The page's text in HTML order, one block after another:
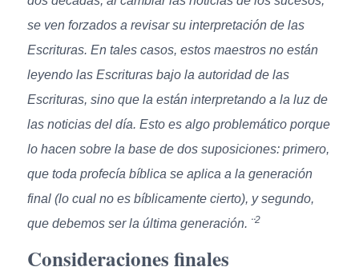
se ven forzados a revisar su interpretación de las
Escrituras. En tales casos, estos maestros no están
leyendo las Escrituras bajo la autoridad de las
Escrituras, sino que la están interpretando a la luz de
las noticias del día. Esto es algo problemático porque
lo hacen sobre la base de dos suposiciones: primero,
que toda profecía bíblica se aplica a la generación
final (lo cual no es bíblicamente cierto), y segundo,
que debemos ser la última generación. ¨2
Consideraciones finales